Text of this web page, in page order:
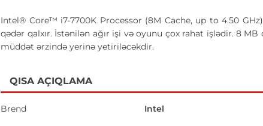
Intel® Core™ i7-7700K Processor (8M Cache, up to 4.50
qədər qalxır. İstənilən ağır işi və oyunu çox rahat işlədir. 8
müddət ərzində yerinə yetiriləcəkdir.
QISA AÇIQLAMA
Brend Intel